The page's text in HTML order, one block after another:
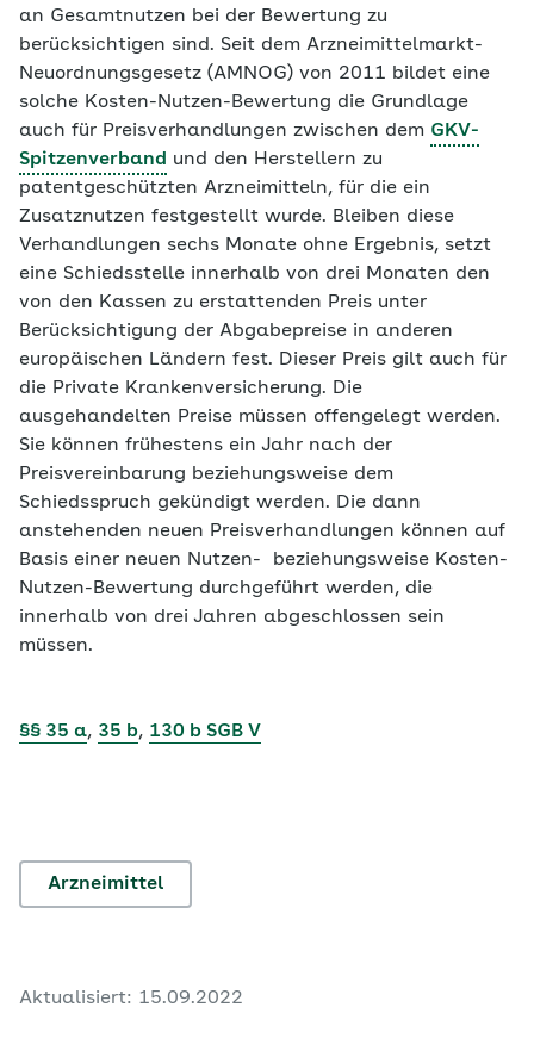
an Gesamtnutzen bei der Bewertung zu
berücksichtigen sind. Seit dem Arzneimittelmarkt-
Neuordnungsgesetz (AMNOG) von 2011 bildet eine
solche Kosten-Nutzen-Bewertung die Grundlage
auch für Preisverhandlungen zwischen dem GKV-
Spitzenverband und den Herstellern zu
patentgeschützten Arzneimitteln, für die ein
Zusatznutzen festgestellt wurde. Bleiben diese
Verhandlungen sechs Monate ohne Ergebnis, setzt
eine Schiedsstelle innerhalb von drei Monaten den
von den Kassen zu erstattenden Preis unter
Berücksichtigung der Abgabepreise in anderen
europäischen Ländern fest. Dieser Preis gilt auch für
die Private Krankenversicherung. Die
ausgehandelten Preise müssen offengelegt werden.
Sie können frühestens ein Jahr nach der
Preisvereinbarung beziehungsweise dem
Schiedsspruch gekündigt werden. Die dann
anstehenden neuen Preisverhandlungen können auf
Basis einer neuen Nutzen- beziehungsweise Kosten-
Nutzen-Bewertung durchgeführt werden, die
innerhalb von drei Jahren abgeschlossen sein
müssen.
§§ 35 a, 35 b, 130 b SGB V
Arzneimittel
Aktualisiert: 15.09.2022